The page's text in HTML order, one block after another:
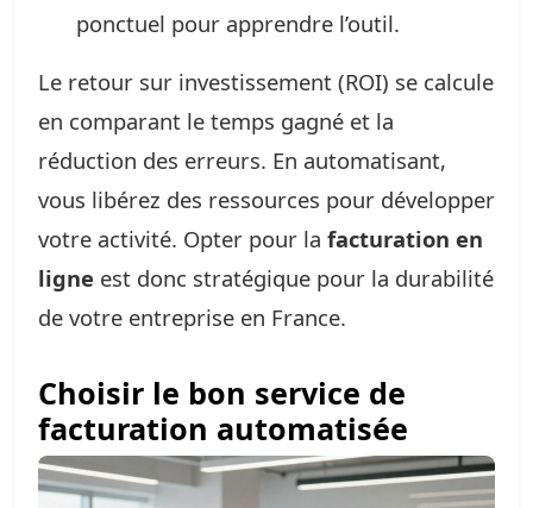
ponctuel pour apprendre l’outil.
Le retour sur investissement (ROI) se calcule
en comparant le temps gagné et la
réduction des erreurs. En automatisant,
vous libérez des ressources pour développer
votre activité. Opter pour la facturation en
ligne est donc stratégique pour la durabilité
de votre entreprise en France.
Choisir le bon service de
facturation automatisée